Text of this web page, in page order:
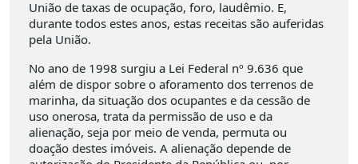
União de taxas de ocupação, foro, laudêmio. E,
durante todos estes anos, estas receitas são auferidas
pela União.
No ano de 1998 surgiu a Lei Federal nº 9.636 que
além de dispor sobre o aforamento dos terrenos de
marinha, da situação dos ocupantes e da cessão de
uso onerosa, trata da permissão de uso e da
alienação, seja por meio de venda, permuta ou
doação destes imóveis. A alienação depende de